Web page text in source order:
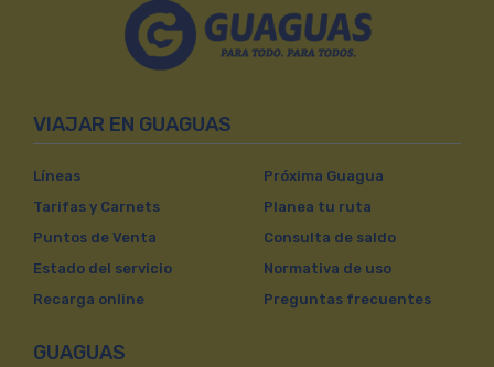
VIAJAR EN GUAGUAS
Líneas
Tarifas y Carnets
Puntos de Venta
Estado del servicio
Recarga online
Próxima Guagua
Planea tu ruta
Consulta de saldo
Normativa de uso
Preguntas frecuentes
GUAGUAS